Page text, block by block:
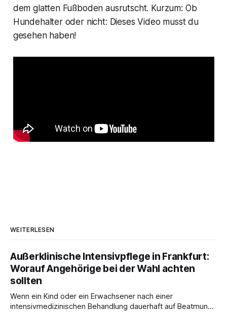
dem glatten Fußboden ausrutscht. Kurzum: Ob
Hundehalter oder nicht: Dieses Video musst du
gesehen haben!
WEITERLESEN
Außerklinische Intensivpflege in Frankfurt:
Worauf Angehörige bei der Wahl achten
sollten
Wenn ein Kind oder ein Erwachsener nach einer
intensivmedizinischen Behandlung dauerhaft auf Beatmung